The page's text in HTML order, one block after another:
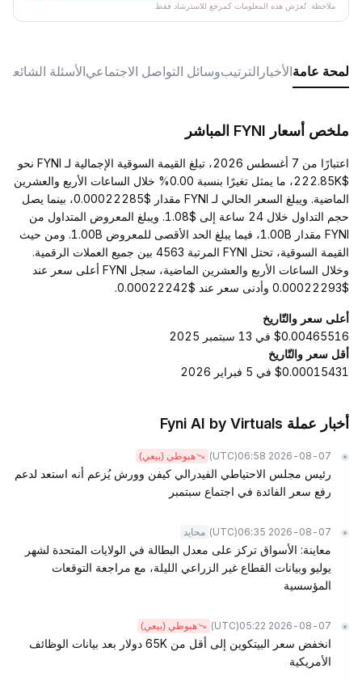
ملاحظة: تُعرَض هذه المعلومات كمرجع للاسترشاد فقط.
لمحة عامةالأخبار الترتيبوسائل التواصل الاجتماعيالأسئلة الشائعة
ملخص أسعار FYNI المباشر
اعتبارًا من 7 أغسطس 2026، تبلغ القيمة السوقية الإجمالية لـ FYNI نحو
$222.85K، ما يمثل تغيرًا بنسبة 0.00% خلال الساعات الأربع والعشرين
الماضية. ويبلغ السعر الحالي لـ FYNI مقدار $0.00022285، بينما يصل
حجم التداول خلال 24 ساعة إلى $1.08. ويبلغ المعروض المتداول من
FYNI مقدار 1.00B، فيما يبلغ الحد الأقصى للمعروض 1.00B. ومن حيث
القيمة السوقية، تحتل FYNI المرتبة 4563 بين جميع العملات الرقمية.
وخلال الساعات الأربع والعشرين الماضية، سجل FYNI أعلى سعر عند
$0.00022293 وأدنى سعر عند $0.00022242.
أعلى سعر والتّاريخ
$0.00465516 في 13 سبتمبر 2025
أقل سعر والتّاريخ
$0.00015431 في 5 فبراير 2026
أخبار عملة Fyni AI by Virtuals
2026-08-07 06:58
(UTC) هبوطي (بيعي)
رئيس مجلس الاحتياطي الفيدرالي كيفن وورش يُزعم أنه استعد لدعم
رفع سعر الفائدة في اجتماع سبتمبر
2026-08-07 06:35
(UTC) محايد
معاينة: الأسواق تركز على معدل البطالة في الولايات المتحدة لشهر
يوليو وبيانات القطاع غير الزراعي الليلة، مع مراجعة التوقعات
المؤسسية
2026-08-07 05:22
(UTC) هبوطي (بيعي)
انخفض سعر البيتكوين إلى أقل من 65K دولار بعد بيانات الوظائف
الأمريكية